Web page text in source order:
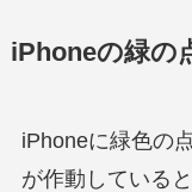
iPhoneの緑の
iPhoneに緑色の
が作動している